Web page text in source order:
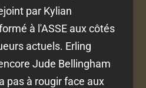
par Kylian
à l'ASSE aux côtés
actuels. Erling
Jude Bellingham
pas à rougir face aux